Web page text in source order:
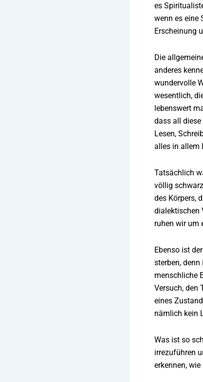
es
wenn es eine
Erscheinung
Die
anderes
wundervolle
wesentlich,
lebenswert
dass all
Lesen,
alles in allem
Tatsächlich
völlig
des Körpers,
dialektischen
ruhen wir um
Ebenso ist
sterben,
menschliche
Versuch, den
eines
nämlich kein
Was ist so
irrezuführen
erkennen,